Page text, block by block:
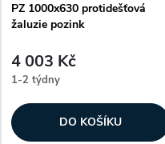
PZ 1000x630 protidešťová
žaluzie pozink
4 003 Kč
1-2 týdny
DO KOŠÍKU